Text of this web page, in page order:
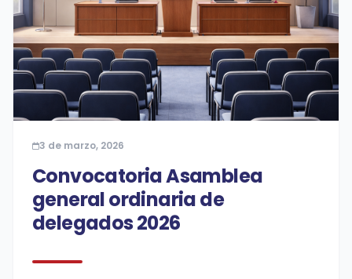
3 de marzo, 2026
Convocatoria Asamblea
general ordinaria de
delegados 2026